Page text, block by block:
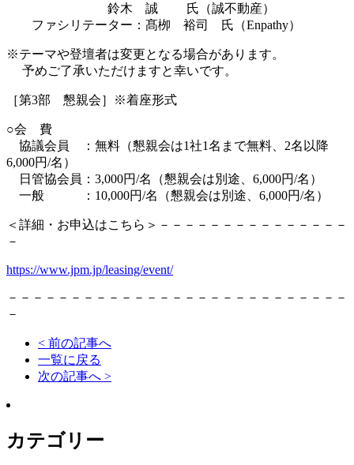
鈴木 誠 氏（誠不動産）
ファシリテーター：髙栁 裕司 氏（Enpathy）
※テーマや登壇者は変更となる場合があります。
予めご了承いただけますと幸いです。
［第3部 懇親会］※着座形式
○会 費
協議会員 ：無料（懇親会は1社1名まで無料、2名以降
6,000円/名）
日管協会員：3,000円/名（懇親会は別途、6,000円/名）
一般 ：10,000円/名（懇親会は別途、6,000円/名）
＜詳細・お申込はこちら＞－－－－－－－－－－－－－－－
－
https://www.jpm.jp/leasing/event/
－－－－－－－－－－－－－－－－－－－－－－－－－－－
－
< 前の記事へ
一覧に戻る
次の記事へ >
カテゴリー